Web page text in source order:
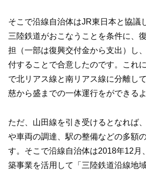
そこで沿線自治体はJR東日本と協議
三陸鉄道がおこなうことを条件に、
担（一部は復興交付金から支出）し
付することで合意したのです。これ
で北リアス線と南リアス線に分離し
慈から盛までの一体運行をができる
ただ、山田線を引き受けるとなれば
や車両の調達、駅の整備などの多額
す。そこで沿線自治体は2018年12月
築事業を活用して「三陸鉄道沿線地